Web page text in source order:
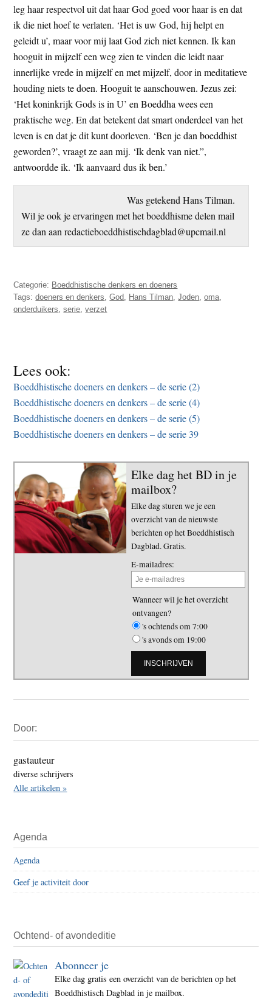
leg haar respectvol uit dat haar God goed voor haar is en dat
ik die niet hoef te verlaten. ‘Het is uw God, hij helpt en
geleidt u’, maar voor mij laat God zich niet kennen. Ik kan
hooguit in mijzelf een weg zien te vinden die leidt naar
innerlijke vrede in mijzelf en met mijzelf, door in meditatieve
houding niets te doen. Hooguit te aanschouwen. Jezus zei:
‘Het koninkrijk Gods is in U’ en Boeddha wees een
praktische weg. En dat betekent dat smart onderdeel van het
leven is en dat je dit kunt doorleven. ‘Ben je dan boeddhist
geworden?’, vraagt ze aan mij. ‘Ik denk van niet.”,
antwoordde ik. ‘Ik aanvaard dus ik ben.’
Was getekend Hans Tilman.
Wil je ook je ervaringen met het boeddhisme delen mail
ze dan aan redactieboeddhistischdagblad@upcmail.nl
Categorie: Boeddhistische denkers en doeners
Tags:doeners en denkers,God, Hans Tilman,Joden,oma,
onderduikers,serie,verzet
Lees ook:
Boeddhistische doeners en denkers – de serie (2)
Boeddhistische doeners en denkers – de serie (4)
Boeddhistische doeners en denkers – de serie (5)
Boeddhistische doeners en denkers – de serie 39
Elke dag het BD in je
mailbox?
Elke dag sturen we je een
overzicht van de nieuwste
berichten op het Boeddhistisch
Dagblad. Gratis.
E-mailadres:
Wanneer wil je het overzicht
ontvangen?
's ochtends om 7:00
's avonds om 19:00
Sidebar
Door:
gastauteur
diverse schrijvers
Alle artikelen »
Agenda
Agenda
Geef je activiteit door
Ochtend- of avondeditie
Abonneer je
Elke dag gratis een overzicht van de berichten op het
Boeddhistisch Dagblad in je mailbox.